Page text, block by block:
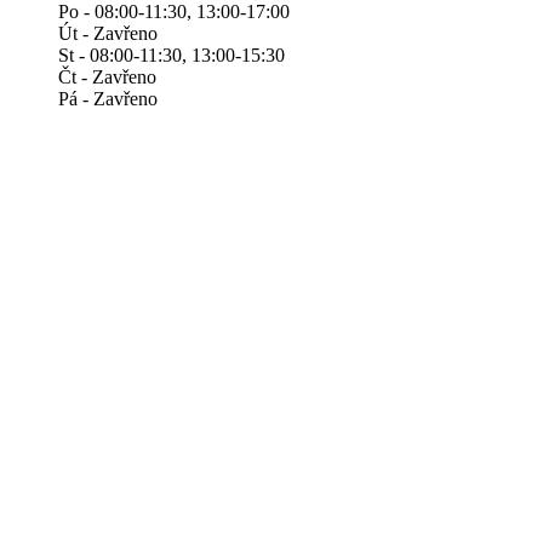
Po - 08:00-11:30, 13:00-17:00
Út - Zavřeno
St - 08:00-11:30, 13:00-15:30
Čt - Zavřeno
Pá - Zavřeno